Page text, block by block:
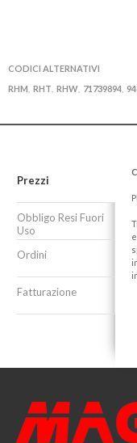
CODICI ALTERNATIVI
RHM RHT RHW 71739894
Prezzi
Obbligo Resi Fuori
Uso
Ordini
Fatturazione